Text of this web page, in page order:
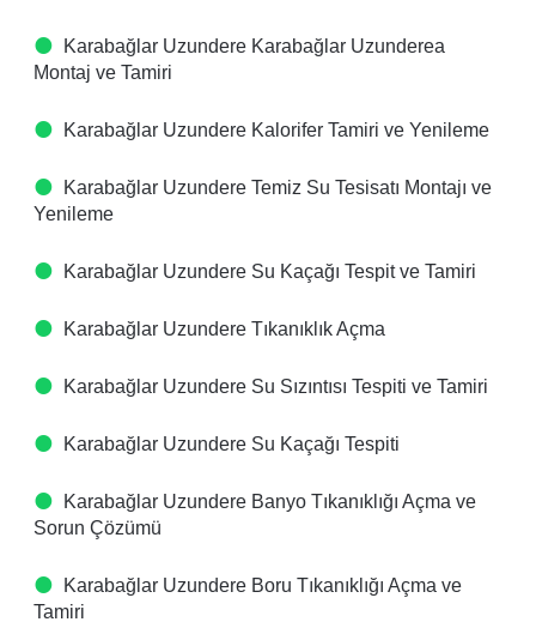
Karabağlar Uzundere Karabağlar Uzunderea
Montaj ve Tamiri
Karabağlar Uzundere Kalorifer Tamiri ve Yenileme
Karabağlar Uzundere Temiz Su Tesisatı Montajı ve
Yenileme
Karabağlar Uzundere Su Kaçağı Tespit ve Tamiri
Karabağlar Uzundere Tıkanıklık Açma
Karabağlar Uzundere Su Sızıntısı Tespiti ve Tamiri
Karabağlar Uzundere Su Kaçağı Tespiti
Karabağlar Uzundere Banyo Tıkanıklığı Açma ve
Sorun Çözümü
Karabağlar Uzundere Boru Tıkanıklığı Açma ve
Tamiri